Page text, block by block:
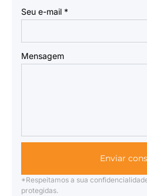
Seu e-mail *
Mensagem
Enviar
*Respeitamos a sua
protegidas.